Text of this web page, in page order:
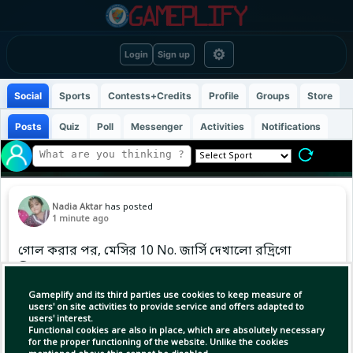
Login Sign up ⚙
Gameplify and its third parties use cookies to keep measure of
users' on site activities to provide service and offers adapted to
users' interest.
Functional cookies are also in place, which are absolutely necessary
for the proper functioning of the website. Unlike the cookies
Social Sports Contests+Credits Profile Groups Store
Posts Quiz Poll Messenger Activities Notifications
Nadia Aktar has posted
1 minute ago
গোল করার পর, মেসির 10 No. জার্সি দেখালো রদ্রিগো
ডি পল।
রদ্রিগো ডি পল আজকে দুইটা জার্সি পরে খেলতে
নেমেছেন।
নিচে পড়েছেন মেসির 10 No. জার্সি আর উপরে তার
নিজের 7 No. জার্সি।